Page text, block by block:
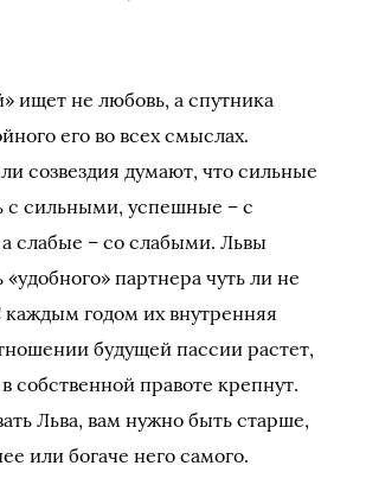
ищет не любовь, а спутника
его во всех смыслах.
созвездия думают, что сильные
с сильными, успешные – с
слабые – со слабыми. Львы
«удобного» партнера чуть ли не
годом их внутренняя
будущей пассии растет,
собственной правоте крепнут.
Льва, вам нужно быть старше,
или богаче него самого.